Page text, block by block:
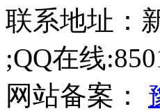
联系地址：
;QQ在线
网站备案：